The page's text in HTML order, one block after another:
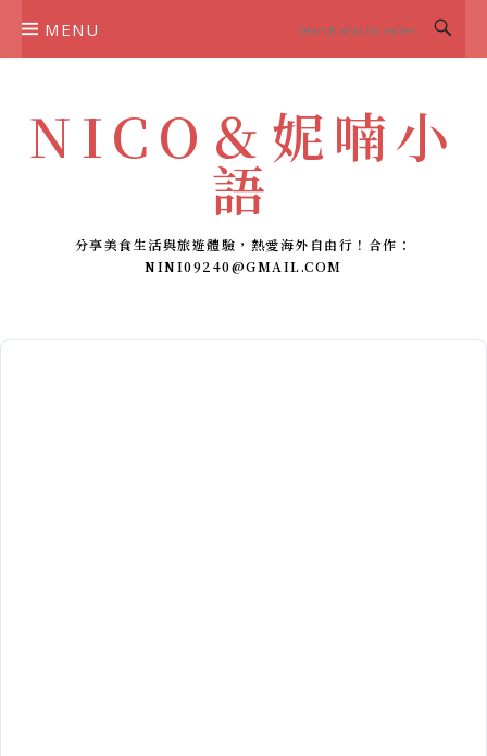
MENU
NICO＆妮喃小
語
分享美食生活與旅遊體驗，熱愛海外自由行！合作：
NINI09240@GMAIL.COM